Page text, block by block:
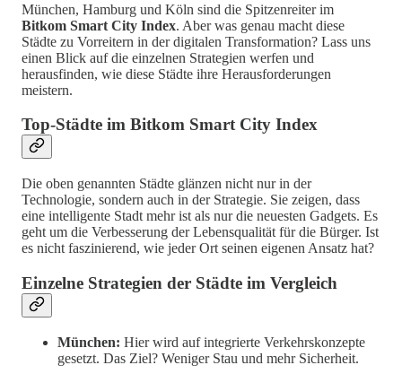
München, Hamburg und Köln sind die Spitzenreiter im
Bitkom Smart City Index. Aber was genau macht diese
Städte zu Vorreitern in der digitalen Transformation? Lass uns
einen Blick auf die einzelnen Strategien werfen und
herausfinden, wie diese Städte ihre Herausforderungen
meistern.
Top-Städte im Bitkom Smart City Index
Die oben genannten Städte glänzen nicht nur in der
Technologie, sondern auch in der Strategie. Sie zeigen, dass
eine intelligente Stadt mehr ist als nur die neuesten Gadgets. Es
geht um die Verbesserung der Lebensqualität für die Bürger. Ist
es nicht faszinierend, wie jeder Ort seinen eigenen Ansatz hat?
Einzelne Strategien der Städte im Vergleich
München: Hier wird auf integrierte Verkehrskonzepte
gesetzt. Das Ziel? Weniger Stau und mehr Sicherheit.